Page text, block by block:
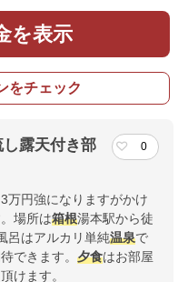
を表示
をチェック
露天付き部
0
万円強になりますがかけ
場所は箱根湯本駅から徒
呂はアルカリ単純温泉で
できます。 夕食はお部屋
けます。